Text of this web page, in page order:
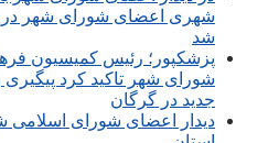
شهری اعضای شورای شهر در
شد
پزشکپور؛ رئیس کمیسیون
شورای شهر تاکید کرد
جدید در گرگان
دیدار اعضای شورای اسلامی